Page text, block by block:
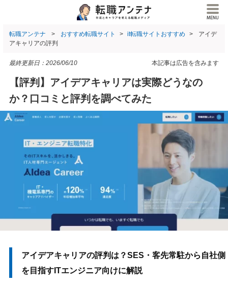
転職アンテナ おすすめ転職サイト it転職サイトおすすめ
アイデ
アキャリアの評判
本記事は広告を含みます
最終更新日： 2026/06/10
【評判】アイデアキャリアは実際どうなの
か？口コミと評判を調べてみた
アイデアキャリアの評判は？SES・客先常駐から自社側
を目指すITエンジニア向けに解説